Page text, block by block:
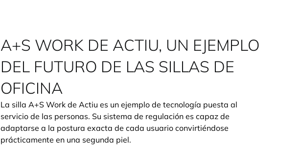
A+S WORK DE ACTIU, UN EJEMPLO
DEL FUTURO DE LAS SILLAS DE
OFICINA
La silla A+S Work de Actiu es un ejemplo de tecnología puesta al
servicio de las personas. Su sistema de regulación es capaz de
adaptarse a la postura exacta de cada usuario convirtiéndose
prácticamente en una segunda piel.